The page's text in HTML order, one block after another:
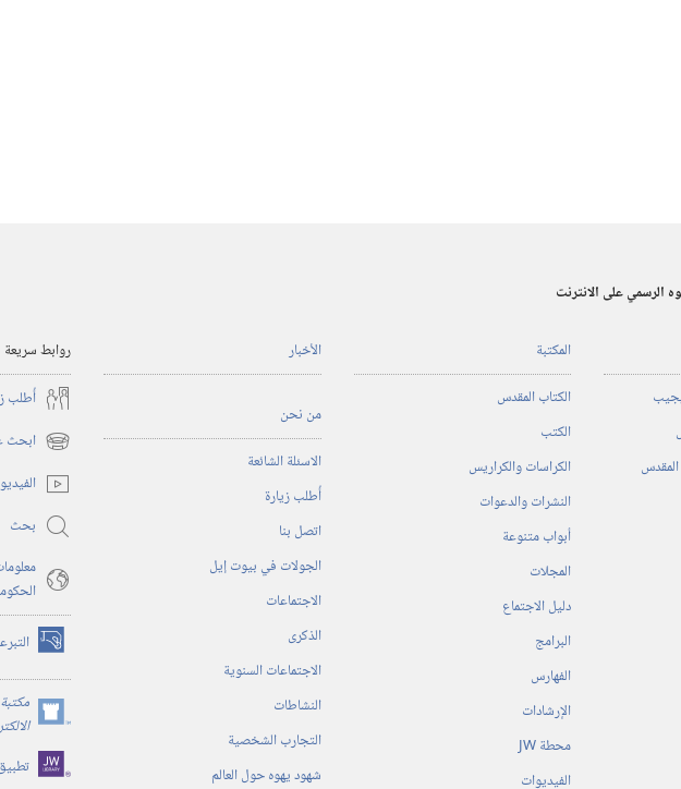
الرسمي على الانترنت
المكتبة
الكتاب المقدس
الكتب
الكراسات والكراريس
النشرات والدعوات
أبواب متنوعة
المجلات
دليل الاجتماع
البرامج
الفهارس
الإرشادات
محطة‏ ‏JW
الفيديوات
الأخبار
من نحن
الاسئلة الشائعة
أُطلب زيارة
اتصل بنا
الجولات في بيوت إيل
الاجتماعات
الذكرى
الاجتماعات السنوية
النشاطات
التجارب الشخصية
شهود يهوه حول العالم
روابط سريعة
أُطلب
ابحث (يفتح
نافذة
بحث
(يفتح
نافذة
جديدة)
(يفتح
نافذة
جديدة)